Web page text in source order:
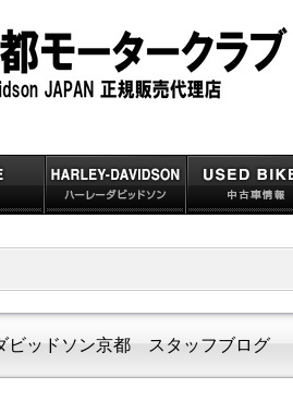
ビッドソン京都 スタッフブログ